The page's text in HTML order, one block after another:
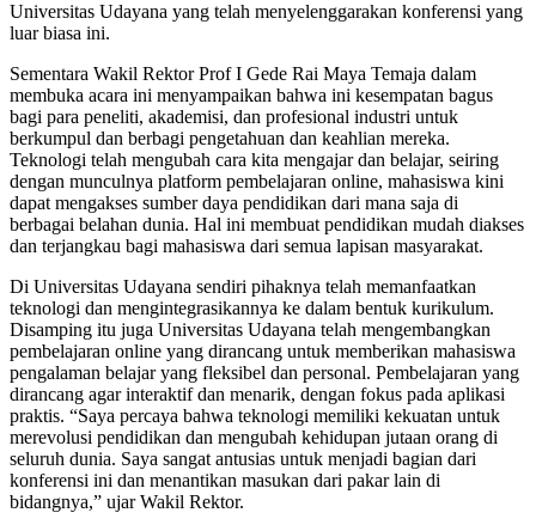
Universitas Udayana yang telah menyelenggarakan konferensi yang
luar biasa ini.
Sementara Wakil Rektor Prof I Gede Rai Maya Temaja dalam
membuka acara ini menyampaikan bahwa ini kesempatan bagus
bagi para peneliti, akademisi, dan profesional industri untuk
berkumpul dan berbagi pengetahuan dan keahlian mereka.
Teknologi telah mengubah cara kita mengajar dan belajar, seiring
dengan munculnya platform pembelajaran online, mahasiswa kini
dapat mengakses sumber daya pendidikan dari mana saja di
berbagai belahan dunia. Hal ini membuat pendidikan mudah diakses
dan terjangkau bagi mahasiswa dari semua lapisan masyarakat.
Di Universitas Udayana sendiri pihaknya telah memanfaatkan
teknologi dan mengintegrasikannya ke dalam bentuk kurikulum.
Disamping itu juga Universitas Udayana telah mengembangkan
pembelajaran online yang dirancang untuk memberikan mahasiswa
pengalaman belajar yang fleksibel dan personal. Pembelajaran yang
dirancang agar interaktif dan menarik, dengan fokus pada aplikasi
praktis. “Saya percaya bahwa teknologi memiliki kekuatan untuk
merevolusi pendidikan dan mengubah kehidupan jutaan orang di
seluruh dunia. Saya sangat antusias untuk menjadi bagian dari
konferensi ini dan menantikan masukan dari pakar lain di
bidangnya,” ujar Wakil Rektor.